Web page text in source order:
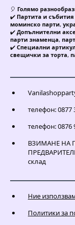
🎈 Голямо
✔️ Партита и събития
моминско парти,
✔️ Допълнителни
парти знаменца,
✔️ Специални
свещички за торта,
телефон: 0877
телефон: 0876
ВЗИМАНЕ НА
склад
Ние
Политики за